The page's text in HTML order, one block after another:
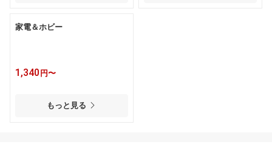
家電＆ホビー
1,340 円〜
もっと見る